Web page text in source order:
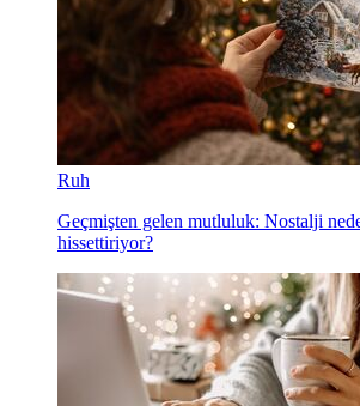
Ruh
Geçmişten gelen mutluluk: Nostalji
hissettiriyor?